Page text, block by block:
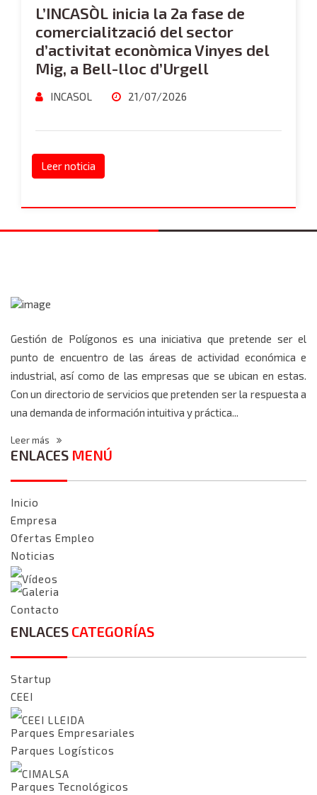
L’INCASÒL inicia la 2a fase de
comercialització del sector
d’activitat econòmica Vinyes del
Mig, a Bell-lloc d’Urgell
INCASOL 21/07/2026
Leer noticia
Gestión de Polígonos es una iniciativa que pretende ser el
punto de encuentro de las áreas de actividad económica e
industrial, así como de las empresas que se ubican en estas.
Con un directorio de servicios que pretenden ser la respuesta a
una demanda de información intuitiva y práctica...
Leer más
ENLACES MENÚ
Inicio
Empresa
Ofertas Empleo
Noticias
Vídeos
Galeria
Contacto
ENLACES CATEGORÍAS
Startup
CEEI
CEEI LLEIDA
Parques Empresariales
Parques Logísticos
CIMALSA
Parques Tecnológicos